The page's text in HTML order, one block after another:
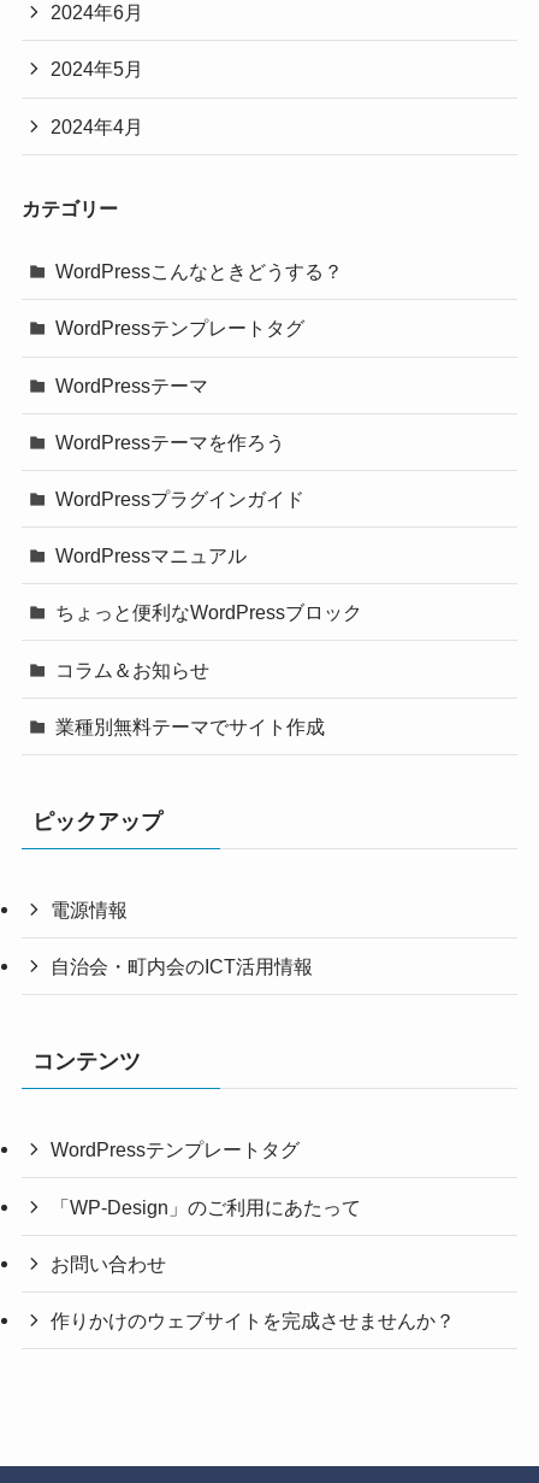
2024年6月
2024年5月
2024年4月
カテゴリー
WordPressこんなときどうする？
WordPressテンプレートタグ
WordPressテーマ
WordPressテーマを作ろう
WordPressプラグインガイド
WordPressマニュアル
ちょっと便利なWordPressブロック
コラム＆お知らせ
業種別無料テーマでサイト作成
ピックアップ
電源情報
自治会・町内会のICT活用情報
コンテンツ
WordPressテンプレートタグ
「WP-Design」のご利用にあたって
お問い合わせ
作りかけのウェブサイトを完成させませんか？